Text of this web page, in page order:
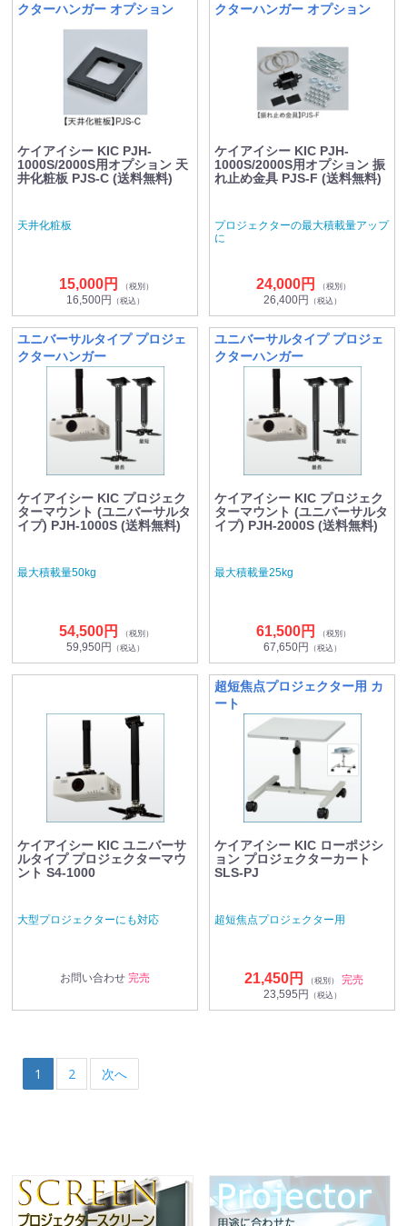
クターハンガー オプション
ケイアイシー KIC PJH-
1000S/2000S用オプション 天
井化粧板 PJS-C (送料無料)
天井化粧板
15,000円 （税別）
16,500円 （税込）
クターハンガー オプション
ケイアイシー KIC PJH-
1000S/2000S用オプション 振
れ止め金具 PJS-F (送料無料)
プロジェクターの最大積載量アップ
に
24,000円 （税別）
26,400円 （税込）
ユニバーサルタイプ プロジェ
クターハンガー
ケイアイシー KIC プロジェク
ターマウント (ユニバーサルタ
イプ) PJH-1000S (送料無料)
最大積載量50kg
54,500円 （税別）
59,950円 （税込）
ユニバーサルタイプ プロジェ
クターハンガー
ケイアイシー KIC プロジェク
ターマウント (ユニバーサルタ
イプ) PJH-2000S (送料無料)
最大積載量25kg
61,500円 （税別）
67,650円 （税込）
ケイアイシー KIC ユニバーサ
ルタイプ プロジェクターマウ
ント S4-1000
大型プロジェクターにも対応
お問い合わせ 完売
超短焦点プロジェクター用 カ
ート
ケイアイシー KIC ローポジシ
ョン プロジェクターカート
SLS-PJ
超短焦点プロジェクター用
21,450円 （税別）
完売
23,595円 （税込）
1 2 次へ